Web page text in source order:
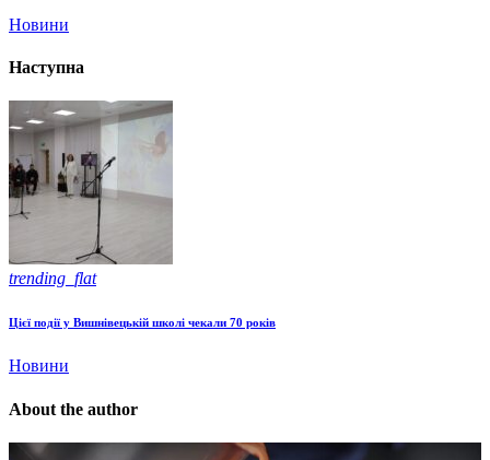
Новини
Наступна
trending_flat
Цієї події у Вишнівецькій школі чекали 70 років
Новини
About the author